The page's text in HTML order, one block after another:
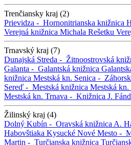
Trenčiansky kraj (2)
Prievidza - Hornonitrianska knižnica
Verejná knižnica Michala Rešetku
Trnavský kraj (7)
Dunajská Streda - Žitnoostrovská
Galanta - Galantská knižnica
knižnica Mestská kn. Senica -
Sereď - Mestská knižnica Mestská kn.
Mestská kn. Trnava - Knižnica J.
Žilinský kraj (4)
Dolný Kubín - Oravská knižnica A.
Habovštiaka Kysucké Nové Mesto -
Martin - Turčianska knižnica